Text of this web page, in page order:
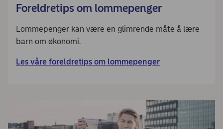
Foreldretips om lommepenger
Lommepenger kan være en glimrende måte å lære
barn om økonomi.
Les våre foreldretips om lommepenger